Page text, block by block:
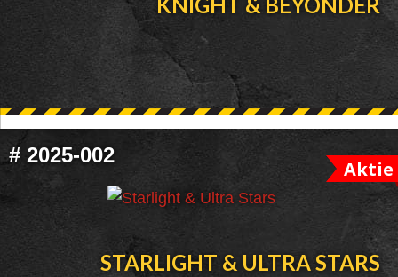
# 2025-002
Aktie
STARLIGHT & ULTRA STARS